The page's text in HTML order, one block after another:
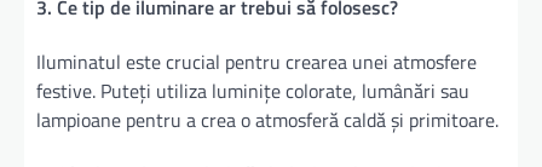
3. Ce tip de iluminare ar trebui să folosesc?
Iluminatul este crucial pentru crearea unei atmosfere
festive. Puteți utiliza luminițe colorate, lumânări sau
lampioane pentru a crea o atmosferă caldă și primitoare.